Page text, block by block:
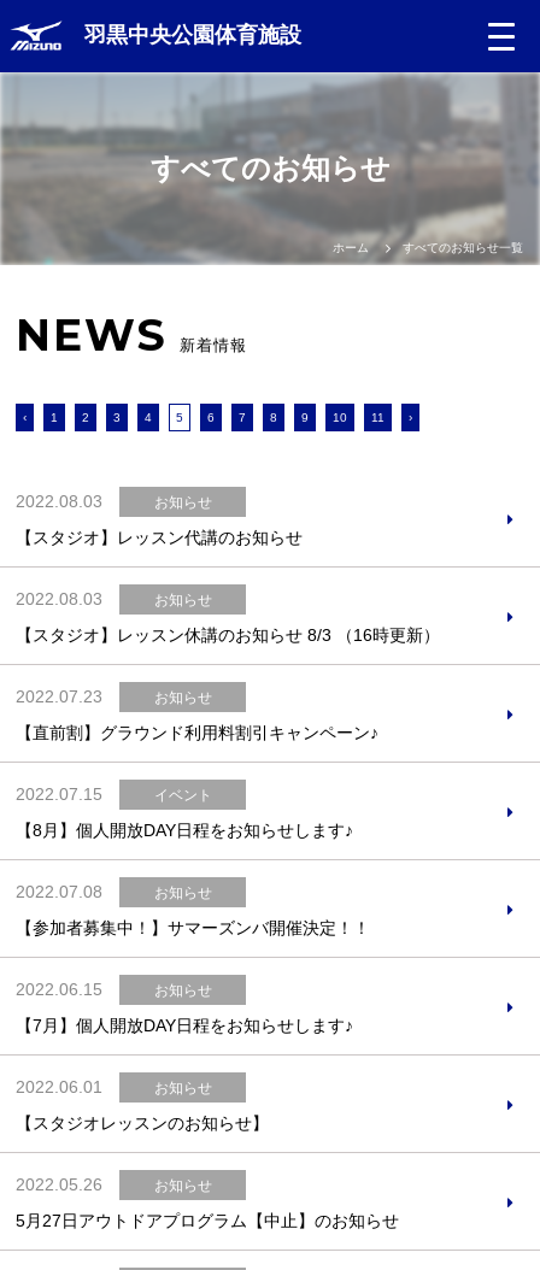
羽黒中央公園体育施設
すべてのお知らせ
ホーム すべてのお知らせ一覧
NEWS 新着情報
‹ 1 2 3 4 5 6 7 8 9 10 11 ›
2022.08.03 お知らせ
【スタジオ】レッスン代講のお知らせ
2022.08.03 お知らせ
【スタジオ】レッスン休講のお知らせ 8/3 （16時更新）
2022.07.23 お知らせ
【直前割】グラウンド利用料割引キャンペーン♪
2022.07.15 イベント
【8月】個人開放DAY日程をお知らせします♪
2022.07.08 お知らせ
【参加者募集中！】サマーズンバ開催決定！！
2022.06.15 お知らせ
【7月】個人開放DAY日程をお知らせします♪
2022.06.01 お知らせ
【スタジオレッスンのお知らせ】
2022.05.26 お知らせ
5月27日アウトドアプログラム【中止】のお知らせ